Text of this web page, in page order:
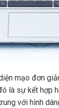
mạo đơn
là sự kết hợp
với hình